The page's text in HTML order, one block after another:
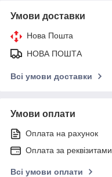
Умови доставки
Нова Пошта
НОВА ПОШТА
Всі умови доставки
Умови оплати
Оплата на рахунок
Оплата за реквізитами
Всі умови оплати